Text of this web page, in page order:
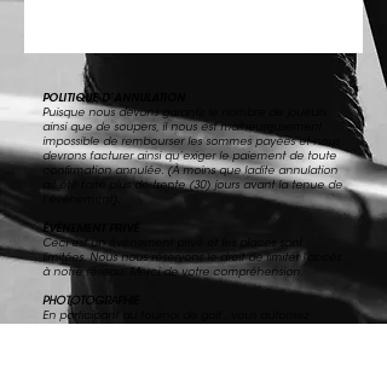
POLITIQUE D’ANNULATION
Puisque nous devons garantir le nombre de joueurs
ainsi que de soupers, il nous est malheureusement
impossible de rembourser les sommes payées et nous
devrons facturer ainsi qu’exiger le paiement de toute
confirmation annulée. (À moins que ladite annulation
ait été faite plus de trente (30) jours avant la tenue de
ÉVÉNEMENT PRIVÉ
Ceci est un événement privé et les places sont
limitées. Nous nous réservons le droit de limiter l'accès
à notre réseau. Merci de votre compréhension.
PHOTOTOGRAPHIE
En participant au tournoi de golf , vous autorisez